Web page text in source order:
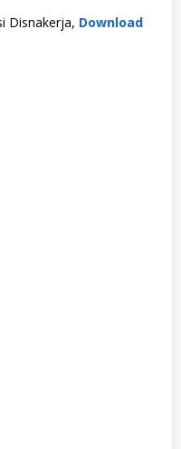
Disnakerja, Download